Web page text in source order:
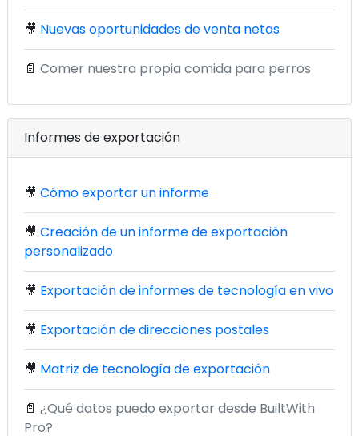
🎥 Nuevas oportunidades de venta netas
📄 Comer nuestra propia comida para perros
Informes de exportación
🎥 Cómo exportar un informe
🎥 Creación de un informe de exportación
personalizado
🎥 Exportación de informes de tecnología en vivo
🎥 Exportación de direcciones postales
🎥 Matriz de tecnología de exportación
📄 ¿Qué datos puedo exportar desde BuiltWith
Pro?